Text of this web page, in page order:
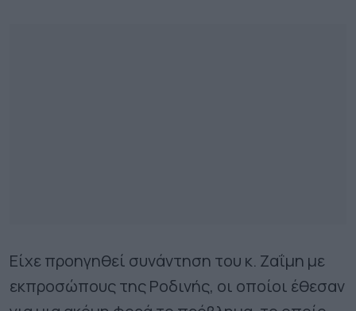
Είχε προηγηθεί συνάντηση του κ. Ζαΐμη με
εκπροσώπους της Ροδινής, οι οποίοι έθεσαν